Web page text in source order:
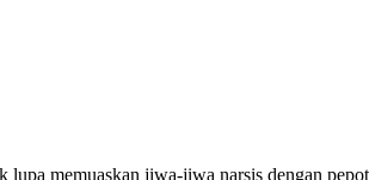
memuaskan jiwa-jiwa narsis dengan